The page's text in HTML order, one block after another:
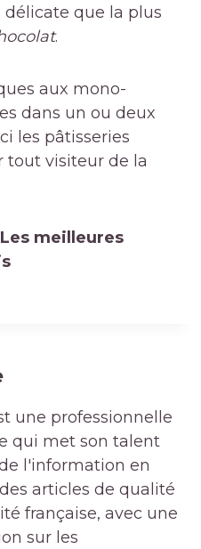
que la plus
.
aux mono-
dans un ou deux
les pâtisseries
tout visiteur de la
meilleures
une professionnelle
qui met son talent
l'information en
articles de qualité
française, avec une
sur les